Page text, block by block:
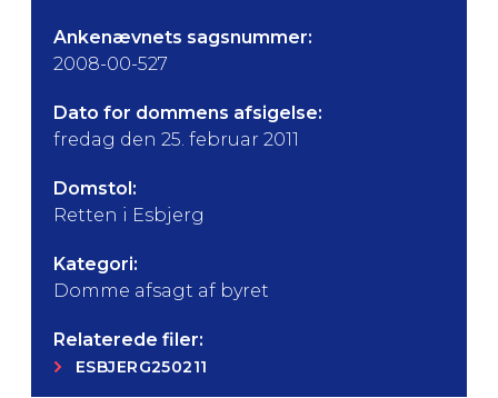
Ankenævnets sagsnummer:
2008-00-527
Dato for dommens afsigelse:
fredag den 25. februar 2011
Domstol:
Retten i Esbjerg
Kategori:
Domme afsagt af byret
Relaterede filer:
ESBJERG250211